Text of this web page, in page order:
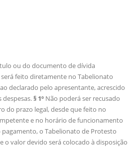
ou do documento de dívida
feito diretamente no Tabelionato
declarado pelo apresentante, acrescido
§ 1º Não poderá ser recusado
do prazo legal, desde que feito no
e no horário de funcionamento
o Tabelionato de Protesto
o valor devido será colocado à disposição